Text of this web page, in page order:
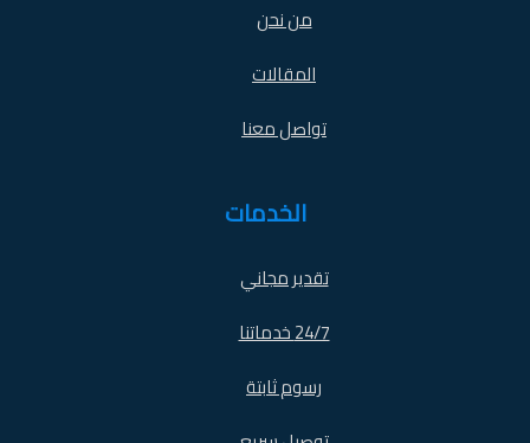
من نحن
المقالات
تواصل معنا
الخدمات
تقدير مجاني
24/7 خدماتنا
رسوم ثابتة